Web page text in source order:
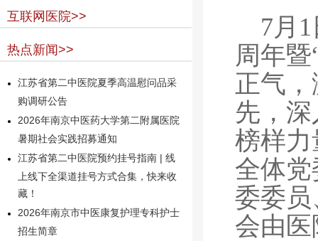
互联网医院>>
热点新闻>>
江苏省第二中医院夏季高温慰问品采
购调研公告
2026年南京中医药大学第二附属医院
暑期社会实践招募通知
江苏省第二中医院预约挂号指南 | 线
上线下全渠道挂号方式合集，快来收
藏！
2026年南京市中医康复护理专科护士
招生简章
7月
周年
正气
先，
榜样
全体
委委
会由